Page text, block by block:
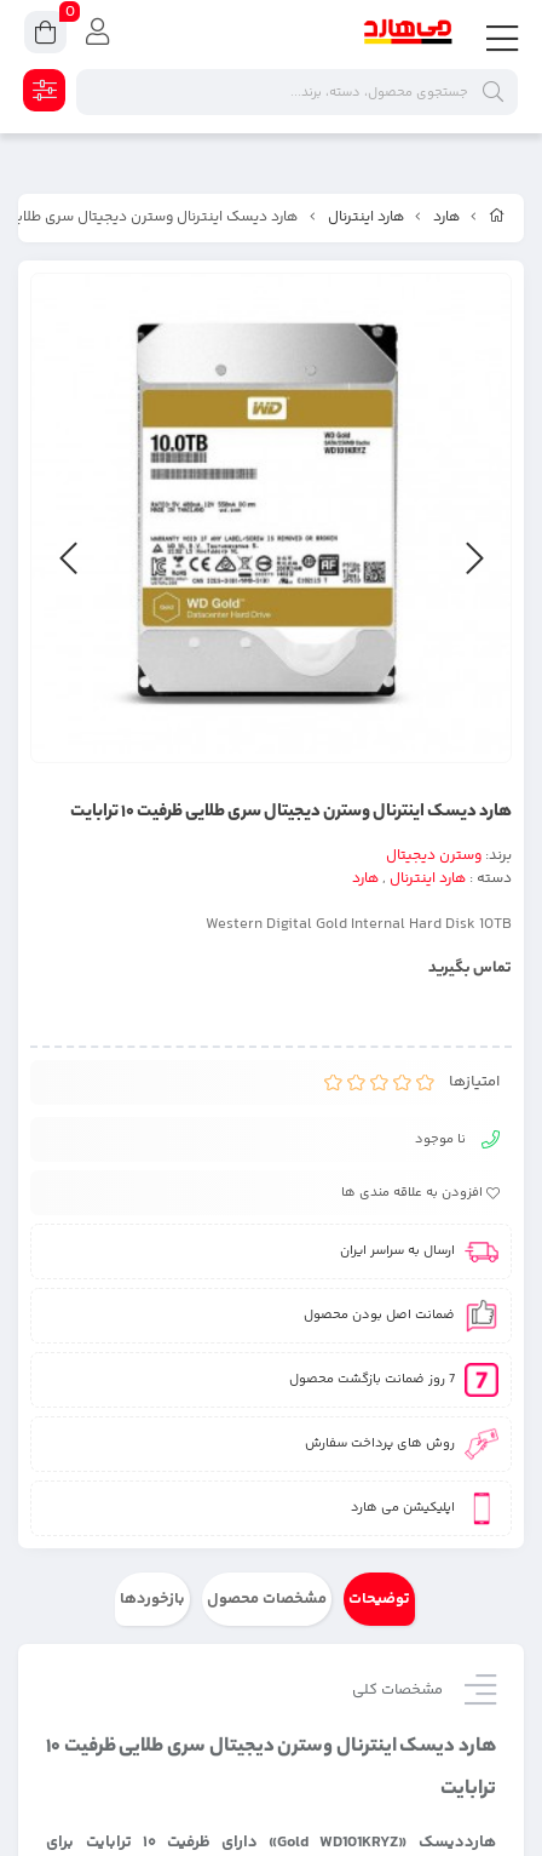
هارد هارد اینترنال هارد دیسک اینترنال وسترن دیجیتال سری طلایی ظرفیت
هارد دیسک اینترنال وسترن دیجیتال سری طلایی ظرفیت ۱۰ ترابایت
برند: وسترن دیجیتال
دسته : هارد اینترنال ,هارد
Western Digital Gold Internal Hard Disk 10TB
تماس بگیرید
امتیازها
نا موجود
افزودن به علاقه مندی ها
ارسال به سراسر ایران
ضمانت اصل بودن محصول
7 روز ضمانت بازگشت محصول
روش های پرداخت سفارش
اپلیکیشن می هارد
توضیحات مشخصات محصول بازخوردها
مشخصات کلی
هارد دیسک اینترنال وسترن دیجیتال سری طلایی ظرفیت ۱۰
ترابایت
هارددیسک «Gold WD101KRYZ» دارای ظرفیت ۱۰ ترابایت برای
0